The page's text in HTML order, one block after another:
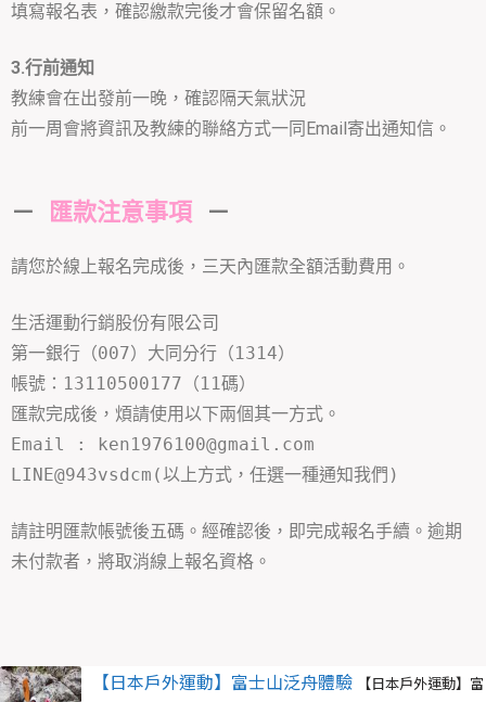
填寫報名表，確認繳款完後才會保留名額。
3.行前通知
教練會在出發前一晚，確認隔天氣狀況
前一周會將資訊及教練的聯絡方式一同Email寄出通知信。
－ 匯款注意事項 －
請您於線上報名完成後，三天內匯款全額活動費用。
生活運動行銷股份有限公司
第一銀行（007）大同分行（1314）
帳號：13110500177（11碼）
匯款完成後，煩請使用以下兩個其一方式。
Email : ken1976100@gmail.com
LINE@943vsdcm (以上方式，任選一種通知我們)
請註明匯款帳號後五碼。經確認後，即完成報名手續。逾期
未付款者，將取消線上報名資格。
【日本戶外運動】富士山泛舟體驗
【日本戶外運動】富